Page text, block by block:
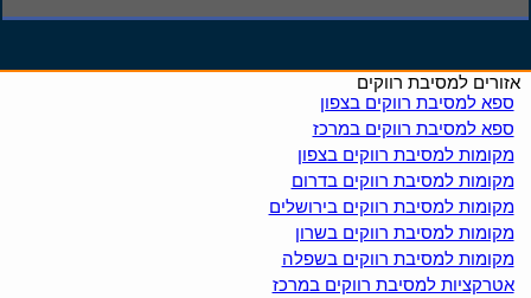
אזורים למסיבת רווקים
ספא למסיבת רווקים בצפון
ספא למסיבת רווקים במרכז
מקומות למסיבת רווקים בצפון
מקומות למסיבת רווקים בדרום
מקומות למסיבת רווקים בירושלים
מקומות למסיבת רווקים בשרון
מקומות למסיבת רווקים בשפלה
אטרקציות למסיבת רווקים במרכז